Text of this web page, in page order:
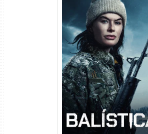
Balística Torrent (2025)
DL 1080p Dual Áudio